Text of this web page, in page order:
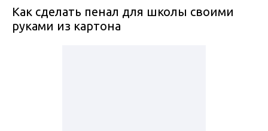
Как сделать пенал для школы своими
руками из картона